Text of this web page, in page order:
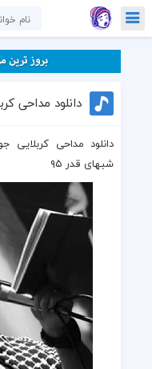
دانلود مداحی
شبهای قدر ۹۵